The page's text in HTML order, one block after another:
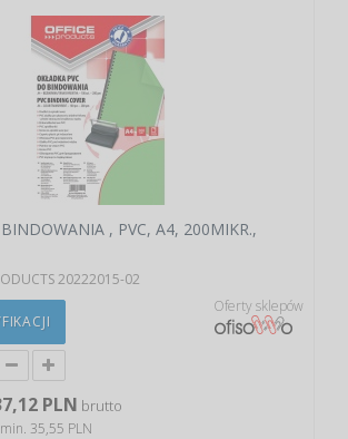
, PVC, A4, 200MIKR.,
20222015-02
Oferty sklepów
PLN brutto
min. 35,55 PLN